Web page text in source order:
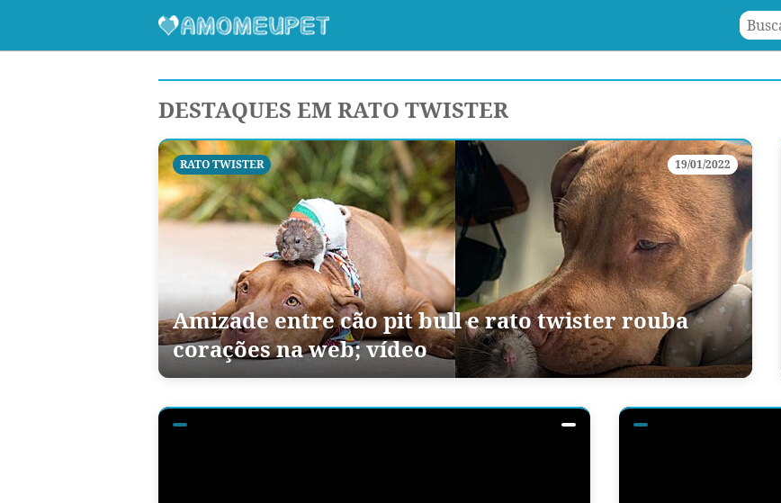
DESTAQUES EM RATO TWISTER
RATO TWISTER 19/01/2022
Amizade entre cão pit bull e rato twister rouba
corações na web; vídeo